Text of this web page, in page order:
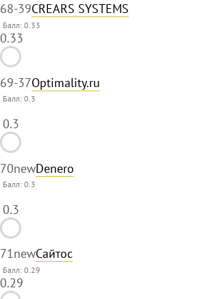
68-39CREARS SYSTEMS
Балл: 0.33
0.33
69-37Optimality.ru
Балл:0.3
0.3
70newDenero
Балл:0.3
0.3
71newСайтос
Балл: 0.29
0.29